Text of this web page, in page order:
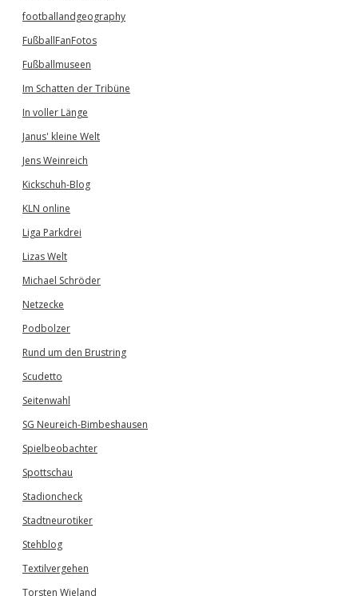
footballandgeography
FußballFanFotos
Fußballmuseen
Im Schatten der Tribüne
In voller Länge
Janus' kleine Welt
Jens Weinreich
Kickschuh-Blog
KLN online
Liga Parkdrei
Lizas Welt
Michael Schröder
Netzecke
Podbolzer
Rund um den Brustring
Scudetto
Seitenwahl
SG Neureich-Bimbeshausen
Spielbeobachter
Spottschau
Stadioncheck
Stadtneurotiker
Stehblog
Textilvergehen
Torsten Wieland